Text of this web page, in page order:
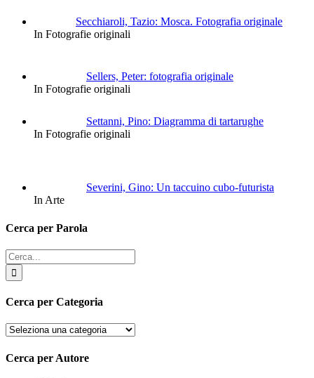
Secchiaroli, Tazio: Mosca. Fotografia originale
In Fotografie originali
Sellers, Peter: fotografia originale
In Fotografie originali
Settanni, Pino: Diagramma di tartarughe
In Fotografie originali
Severini, Gino: Un taccuino cubo-futurista
In Arte
Cerca per Parola
Cerca
per:
Cerca per Categoria
Cerca
Categoria
Cerca per Autore